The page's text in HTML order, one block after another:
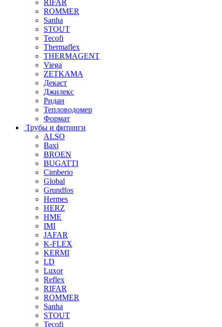
RIFAR
ROMMER
Sanha
STOUT
Tecofi
Thermaflex
THERMAGENT
Viega
ZETKAMA
Декаст
Джилекс
Ридан
Тепловодомер
Формат
Трубы и фитинги
ALSO
Baxi
BROEN
BUGATTI
Cimberio
Global
Grundfos
Hermes
HERZ
HME
IMI
JAFAR
K-FLEX
KERMI
LD
Luxor
Reflex
RIFAR
ROMMER
Sanha
STOUT
Tecofi